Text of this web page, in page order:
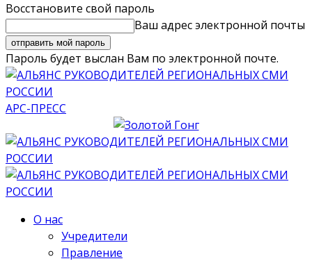
Восстановите свой пароль
Ваш адрес электронной почты
Пароль будет выслан Вам по электронной почте.
АРС-ПРЕСС
О нас
Учредители
Правление